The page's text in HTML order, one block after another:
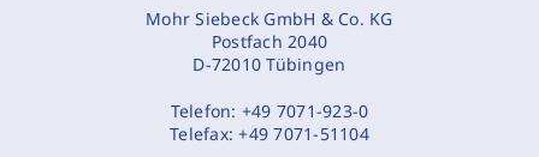
Mohr Siebeck GmbH & Co. KG
Postfach 2040
D-72010 Tübingen
Telefon: +49 7071-923-0
Telefax:+49 7071-51104